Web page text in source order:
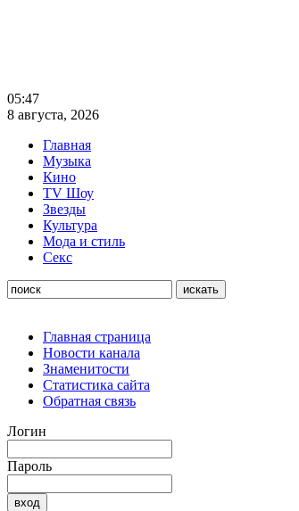
05:47
8 августа, 2026
Главная
Музыка
Кино
TV Шоу
Звезды
Культура
Мода и стиль
Секс
Главная страница
Новости канала
Знаменитости
Статистика сайта
Обратная связь
Логин
Пароль